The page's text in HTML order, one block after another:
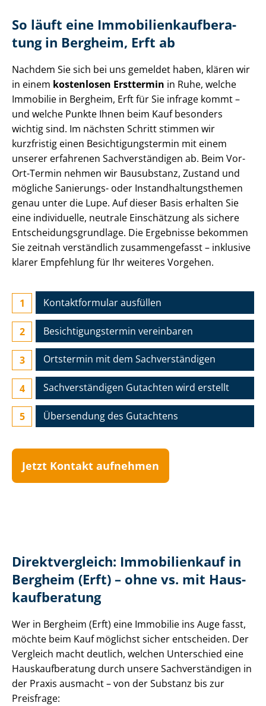
So läuft eine Im­mo­bi­li­en­kauf­be­ra­
tung in Bergheim, Erft ab
Nachdem Sie sich bei uns gemeldet haben, klären wir
in einem kostenlosen Ersttermin in Ruhe, welche
Immobilie in Bergheim, Erft für Sie infrage kommt –
und welche Punkte Ihnen beim Kauf besonders
wichtig sind. Im nächsten Schritt stimmen wir
kurzfristig einen Be­sich­ti­gungs­ter­min mit einem
unserer erfahrenen Sach­ver­stän­di­gen ab. Beim Vor-
Ort-Termin nehmen wir Bausubstanz, Zustand und
mögliche Sanierungs- oder In­stand­hal­tungs­the­men
genau unter die Lupe. Auf dieser Basis erhalten Sie
eine individuelle, neutrale Einschätzung als sichere
Ent­schei­dungs­grund­la­ge. Die Ergebnisse bekommen
Sie zeitnah verständlich zusammengefasst – inklusive
klarer Empfehlung für Ihr weiteres Vorgehen.
Kontaktformular ausfüllen
Besichtigungs­termin vereinbaren
Ortstermin mit dem Sach­ver­stän­di­gen
Sach­ver­stän­di­gen Gutachten wird erstellt
Übersendung des Gutachtens
Jetzt Kontakt aufnehmen
Direktvergleich: Immobilienkauf in
Bergheim (Erft) – ohne vs. mit Haus­
kauf­be­ra­tung
Wer in Bergheim (Erft) eine Immobilie ins Auge fasst,
möchte beim Kauf möglichst sicher entscheiden. Der
Vergleich macht deutlich, welchen Unterschied eine
Haus­kauf­be­ra­tung durch unsere Sach­ver­stän­di­gen in
der Praxis ausmacht – von der Substanz bis zur
Preisfrage: